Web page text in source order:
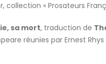
collection « Prosateurs
sa mort, traduction de
réunies par Ernest Rhys